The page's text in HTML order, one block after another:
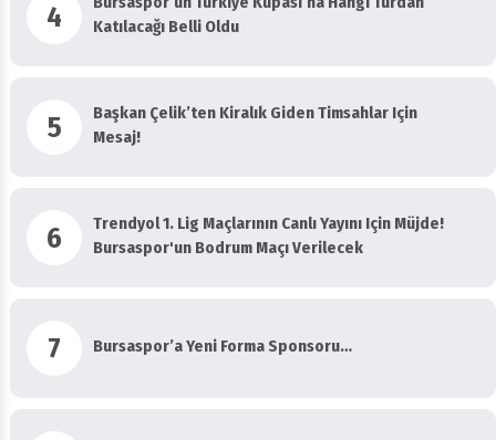
4
Katılacağı Belli Oldu
5
Başkan Çelik’ten Kiralık Giden Timsahlar Için
Mesaj!
6
Trendyol 1. Lig Maçlarının Canlı Yayını Için Müjde!
Bursaspor'un Bodrum Maçı Verilecek
7 Bursaspor’a Yeni Forma Sponsoru…